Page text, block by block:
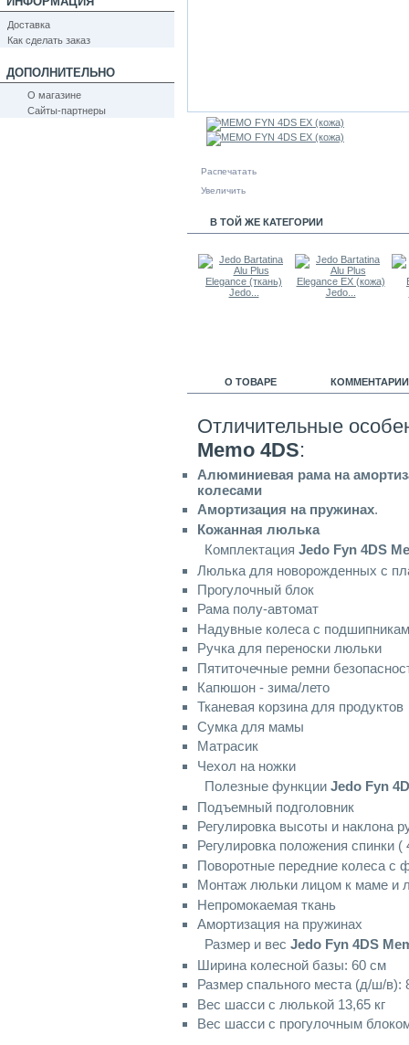
Доставка
Как сделать заказ
ДОПОЛНИТЕЛЬНО
О магазине
Сайты-партнеры
Распечатать
Увеличить
В ТОЙ ЖЕ КАТЕГОРИИ
Jedo... Jedo...
О ТОВАРЕ КОММЕНТАРИИ
Отличительные
Memo 4DS:
Алюминиевая рама на
колесами
Амортизация на пружинах.
Кожанная люлька
Комплектация Jedo Fyn 4DS
Люлька для новорожденных с
Прогулочный блок
Рама полу-автомат
Надувные колеса с
Ручка для переноски люльки
Пятиточечные ремни
Капюшон - зима/лето
Тканевая корзина для продуктов
Сумка для мамы
Матрасик
Чехол на ножки
Полезные функции Jedo Fyn
Подъемный подголовник
Регулировка высоты и наклона
Регулировка положения спинки (
Поворотные передние колеса с
Монтаж люльки лицом к маме и
Непромокаемая ткань
Амортизация на пружинах
Размер и вес Jedo Fyn 4DS
Ширина колесной базы: 60 см
Размер спального места (д/ш/в):
Вес шасси с люлькой 13,65 кг
Вес шасси с прогулочным